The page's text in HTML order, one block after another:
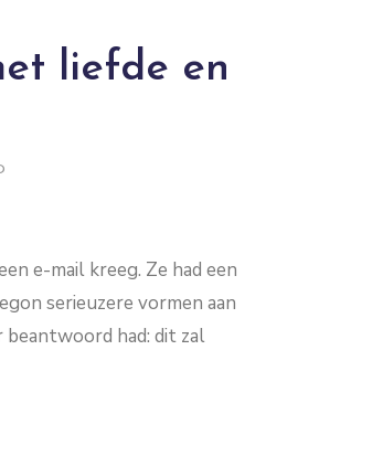
liefde en
e-mail kreeg. Ze had een
serieuzere vormen aan
beantwoord had: dit zal